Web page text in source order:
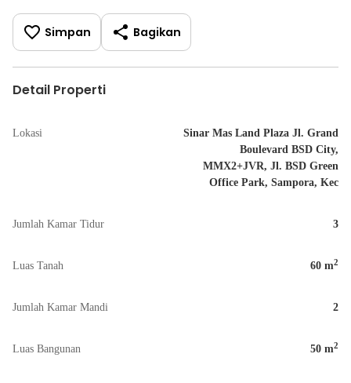
Simpan Bagikan
Detail Properti
Lokasi
Sinar Mas Land Plaza Jl. Grand
Boulevard BSD City,
MMX2+JVR, Jl. BSD Green
Office Park, Sampora, Kec
Jumlah Kamar Tidur 3
Luas Tanah 60 m2
Jumlah Kamar Mandi 2
Luas Bangunan 50 m2